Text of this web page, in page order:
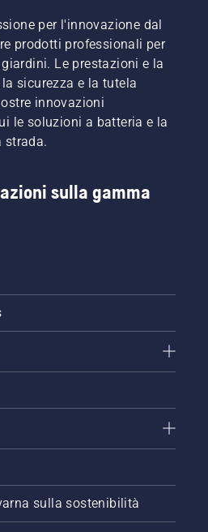
per l'innovazione dal
prodotti professionali per
Le prestazioni e la
sicurezza e la tutela
innovazioni
le soluzioni a batteria e la
strada.
sulla gamma
sulla sostenibilità